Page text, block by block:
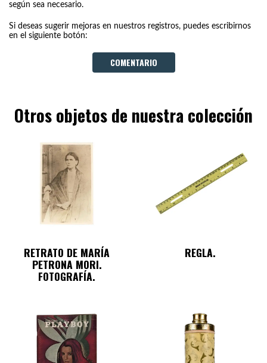
según sea necesario.
Si deseas sugerir mejoras en nuestros registros, puedes escribirnos
en el siguiente botón:
COMENTARIO
Otros objetos de nuestra colección
RETRATO DE MARÍA
PETRONA MORI.
FOTOGRAFÍA.
REGLA.